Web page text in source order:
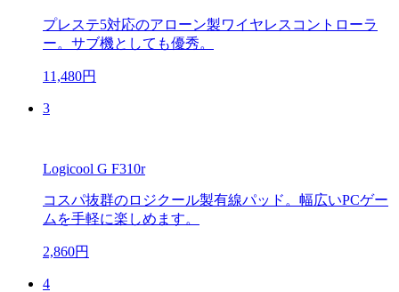
プレステ5対応のアローン製ワイヤレスコントローラ
ー。サブ機としても優秀。
11,480円
3
Logicool G F310r
コスパ抜群のロジクール製有線パッド。幅広いPCゲー
ムを手軽に楽しめます。
2,860円
4